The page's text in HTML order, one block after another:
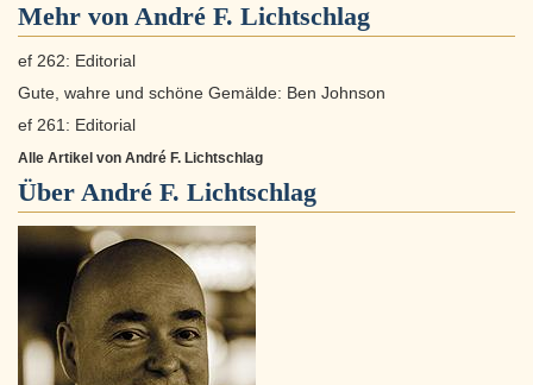
Mehr von André F. Lichtschlag
ef 262: Editorial
Gute, wahre und schöne Gemälde: Ben Johnson
ef 261: Editorial
Alle Artikel von André F. Lichtschlag
Über André F. Lichtschlag